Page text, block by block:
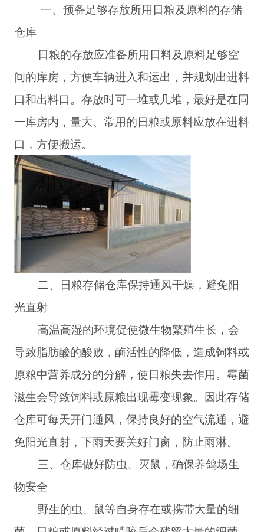
一、预备足够存放所用日粮及原料的存储
仓库
日粮的存放应准备所用日料及原料足够空
间的库房，方便车辆进入和运出，并规划出进料
口和出料口。存放时可一堆或几堆，最好是在同
一库房内，量大、常用的日粮或原料应放在进料
口，方便搬运。
二、日粮存储仓库保持通风干燥，避免阳
光直射
高温高湿的环境促使微生物繁殖生长，会
导致脂肪酸的酸败，酶活性的降低，造成饲料或
原粮中营养成分的分解，使日粮失去作用。霉菌
滋生会导致饲料或原粮出现霉变现象。因此存储
仓库可每天开门通风，保持良好的空气流通，避
免阳光直射，下雨天要关好门窗，防止雨淋。
三、仓库做好防虫、灭鼠，确保养鸽场生
物安全
野生的虫、鼠等自身存在或携带大量的细